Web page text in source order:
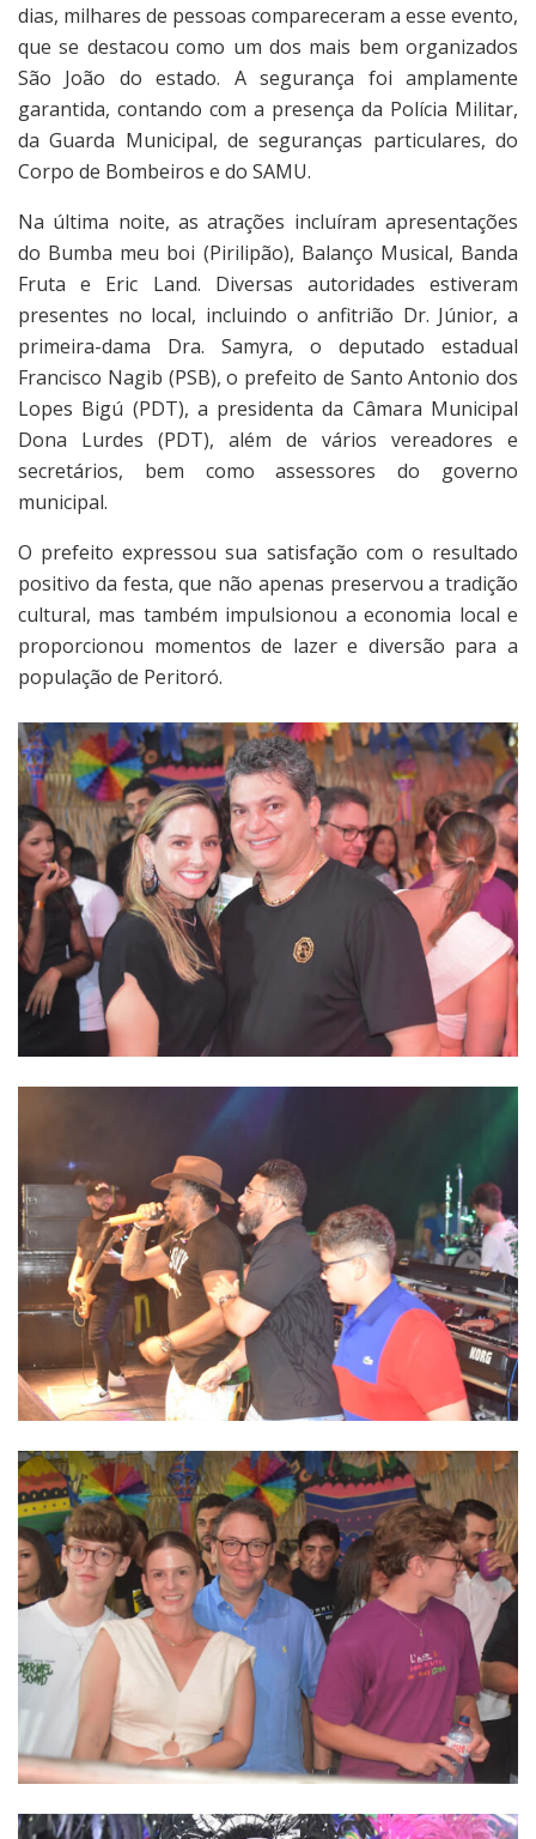
dias, milhares de pessoas compareceram a esse evento,
que se destacou como um dos mais bem organizados
São João do estado. A segurança foi amplamente
garantida, contando com a presença da Polícia Militar,
da Guarda Municipal, de seguranças particulares, do
Corpo de Bombeiros e do SAMU.
Na última noite, as atrações incluíram apresentações
do Bumba meu boi (Pirilipão), Balanço Musical, Banda
Fruta e Eric Land. Diversas autoridades estiveram
presentes no local, incluindo o anfitrião Dr. Júnior, a
primeira-dama Dra. Samyra, o deputado estadual
Francisco Nagib (PSB), o prefeito de Santo Antonio dos
Lopes Bigú (PDT), a presidenta da Câmara Municipal
Dona Lurdes (PDT), além de vários vereadores e
secretários, bem como assessores do governo
municipal.
O prefeito expressou sua satisfação com o resultado
positivo da festa, que não apenas preservou a tradição
cultural, mas também impulsionou a economia local e
proporcionou momentos de lazer e diversão para a
população de Peritoró.